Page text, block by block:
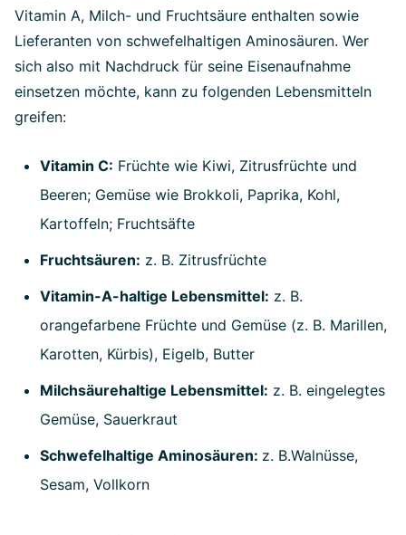
Vitamin A, Milch- und Fruchtsäure enthalten sowie
Lieferanten von schwefelhaltigen Aminosäuren. Wer
sich also mit Nachdruck für seine Eisenaufnahme
einsetzen möchte, kann zu folgenden Lebensmitteln
greifen:
Vitamin C: Früchte wie Kiwi, Zitrusfrüchte und
Beeren; Gemüse wie Brokkoli, Paprika, Kohl,
Kartoffeln; Fruchtsäfte
Fruchtsäuren: z. B. Zitrusfrüchte
Vitamin-A-haltige Lebensmittel: z. B.
orangefarbene Früchte und Gemüse (z. B. Marillen,
Karotten, Kürbis), Eigelb, Butter
Milchsäurehaltige Lebensmittel: z. B. eingelegtes
Gemüse, Sauerkraut
Schwefelhaltige Aminosäuren: z. B.Walnüsse,
Sesam, Vollkorn